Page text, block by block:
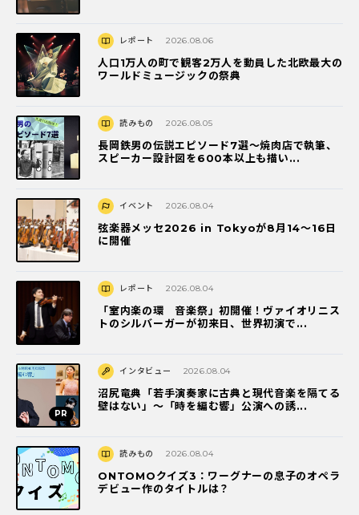
レポート 2026.08.06
人口1万人の町で観客2万人を動員した北欧最大の
ワールドミュージックの祭典
読みもの 2026.08.05
長岡鉄男の伝説エピソード7選〜焼肉店で執筆、
スピーカー設計図を600本以上も描い...
イベント 2026.08.04
弦楽器メッセ2026 in Tokyoが8月14～16日
に開催
レポート 2026.08.04
「室内楽の環 音楽祭」初開催！ヴァイオリニス
トのシルバーガーが初来日、世界初演で...
インタビュー 2026.08.04
沼尻竜典「若手演奏家に古典と現代音楽を隔てる
壁はない」～「時を編む響」公演への誘...
読みもの 2026.08.04
ONTOMOクイズ3：ワーグナーの息子のオペラ
デビュー作のタイトルは？